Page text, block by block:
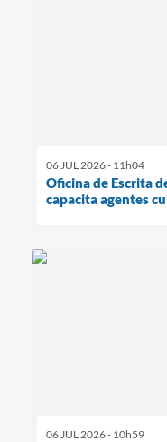
06 JUL 2026 - 11h04
Oficina de Escrita
capacita agentes
06 JUL 2026 - 10h59